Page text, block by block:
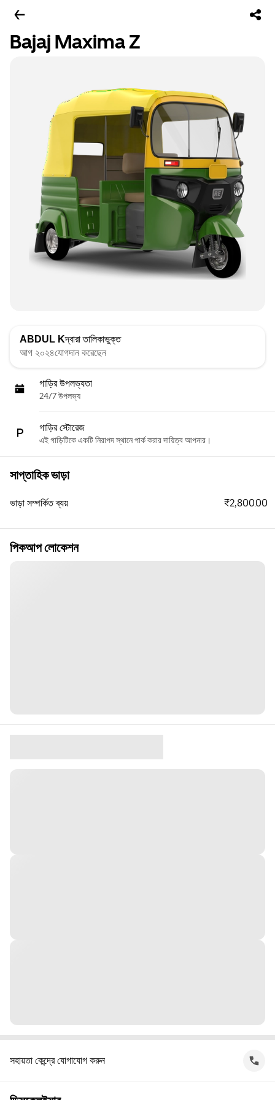
Bajaj Maxima Z
ABDUL Kদ্বারা তালিকাভুক্ত
আগ ২০২৪যোগদান করেছেন
গাড়ির উপলভ্যতা
24/7 উপলভ্য
গাড়ির স্টোরেজ
এই গাড়িটিকে একটি নিরাপদ স্থানে পার্ক করার দায়িত্ব আপনার।
সাপ্তাহিক ভাড়া
ভাড়া সম্পর্কিত ব্যয় ₹2,800.00
পিকআপ লোকেশন
সহায়তা কেন্দ্রে যোগাযোগ করুন